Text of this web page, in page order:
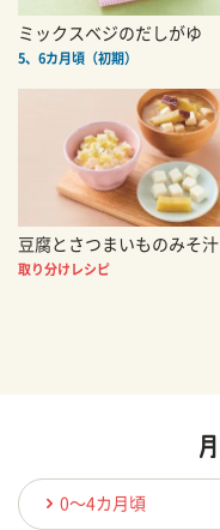
ミックスベジのだしがゆ
5、6カ月頃（初期）
豆腐とさつまいものみそ汁
取り分けレシピ
0〜4カ月頃